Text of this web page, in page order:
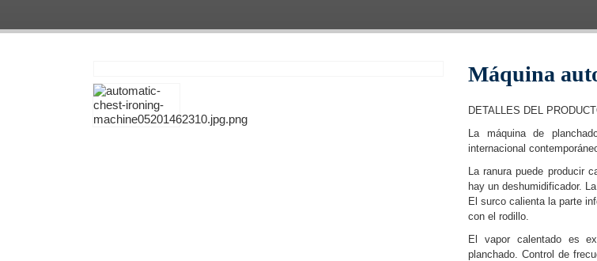
Máquina
DETALLES DEL
La máquina de
internacional
La ranura puede producir
hay un deshumidificador.
El surco calienta la parte
con el rodillo.
El vapor calentado es
planchado. Control de